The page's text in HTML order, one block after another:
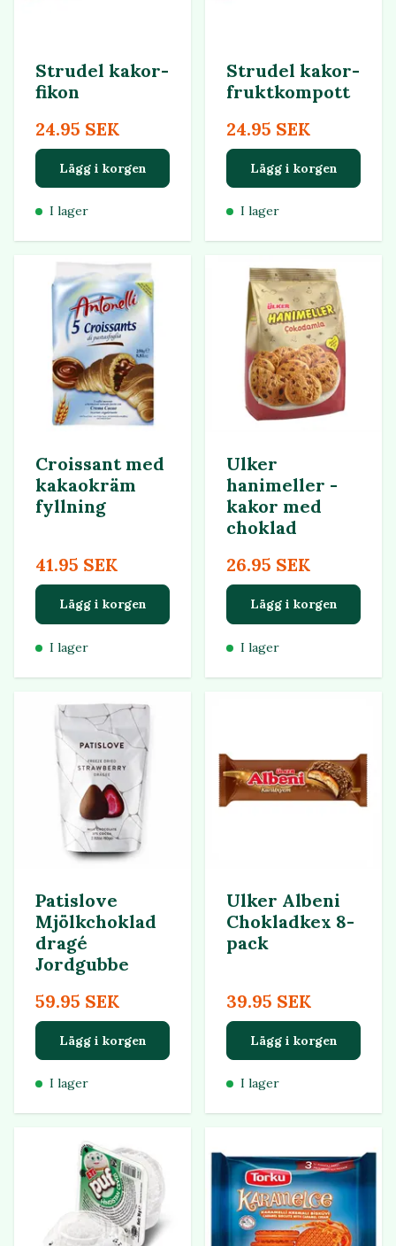
Strudel kakor-
fikon
24.95 SEK
Lägg i korgen
I lager
Strudel kakor-
fruktkompott
24.95 SEK
Lägg i korgen
I lager
Croissant med
kakaokräm
fyllning
41.95 SEK
Lägg i korgen
I lager
Ulker
hanimeller -
kakor med
choklad
26.95 SEK
Lägg i korgen
I lager
Patislove
Mjölkchoklad
dragé
Jordgubbe
59.95 SEK
Lägg i korgen
I lager
Ulker Albeni
Chokladkex 8-
pack
39.95 SEK
Lägg i korgen
I lager